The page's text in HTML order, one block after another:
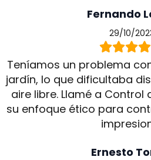
Fernando
29/10/
Teníamos un problema
jardín, lo que dificultaba
aire libre. Llamé a Control
su enfoque ético para
Ernesto